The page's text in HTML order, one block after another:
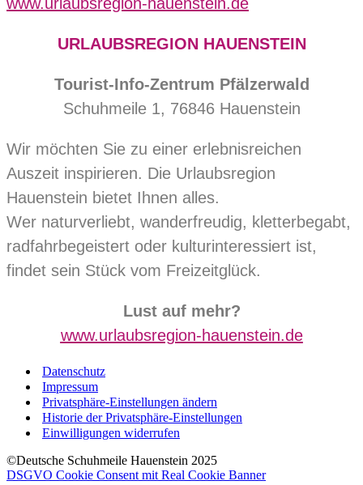
URLAUBSREGION HAUENSTEIN
Tourist-Info-Zentrum Pfälzerwald
Schuhmeile 1, 76846 Hauenstein
Wir möchten Sie zu einer erlebnisreichen
Auszeit inspirieren. Die Urlaubsregion
Hauenstein bietet Ihnen alles.
Wer naturverliebt, wanderfreudig, kletterbegabt,
radfahrbegeistert oder kulturinteressiert ist,
findet sein Stück vom Freizeitglück.
Lust auf mehr?
www.urlaubsregion-hauenstein.de
Datenschutz
Impressum
Privatsphäre-Einstellungen ändern
Historie der Privatsphäre-Einstellungen
Einwilligungen widerrufen
©Deutsche Schuhmeile Hauenstein 2025
DSGVO Cookie Consent mit Real Cookie Banner